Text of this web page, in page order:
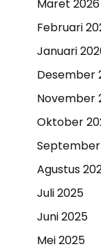
Maret 2026
Februari
Januari
Desember
November
Oktober
Agustus
Juli 2025
Juni 2025
Mei 2025